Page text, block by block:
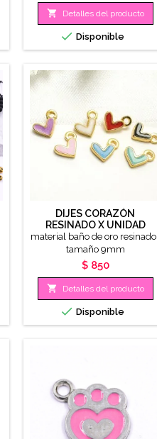
 Detalles del producto
 Disponible
DIJES CORAZÓN
RESINADO X UNIDAD
material baño de oro resinado
tamaño 9mm
Precio
$ 850
 Detalles del producto
 Disponible